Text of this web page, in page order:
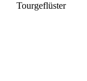
Tourgeflüster